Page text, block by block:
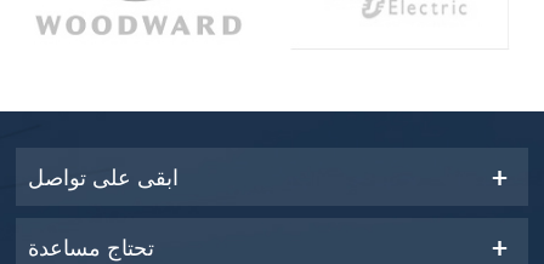
ابقى على تواصل
تحتاج مساعدة